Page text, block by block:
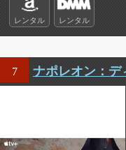
レンタル レンタル
7 ナポレオン：デ